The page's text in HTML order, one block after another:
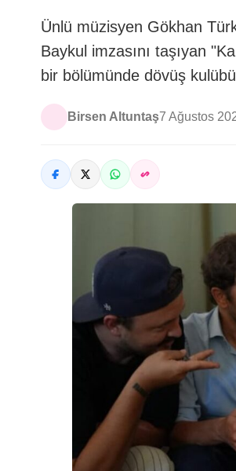
Ünlü müzisyen Gökhan
Baykul imzasını taşıyan
bir bölümünde dövüş
Birsen Altuntaş7 Ağustos